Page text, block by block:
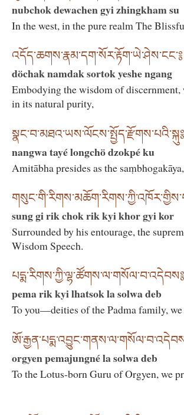
nubchok dewachen gyi zhingkham su
In the west, in the pure realm The
འདོད་ཆགས་རྣམ་དག་སོར་རྟོག་ཡེ་ཤེས་ངང་༔
döchak namdak sortok yeshe ngang
Embodying the wisdom of discernment,
in its natural purity,
སྣང་བ་མཐའ་ཡས་ལོངས་སྤྱོད་རྫོགས་པའི་སྐུ༔
nangwa tayé longchö dzokpé ku
Amitābha presides as the saṃbhogakāya,
sung gi rik chok rik kyi khor gyi kor
Surrounded by his entourage, the
Wisdom Speech.
པདྨ་རིགས་ཀྱི་ལྷ་ཚོགས་ལ་གསོལ་བ་འདེབས༔
pema rik kyi lhatsok la solwa deb
To you—deities of the Padma family,
orgyen pemajungné la solwa deb
To the Lotus-born Guru of Orgyen, we